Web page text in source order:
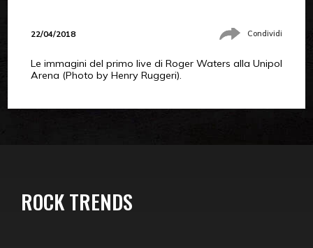
22/04/2018 Condividi
Le immagini del primo live di Roger Waters alla Unipol
Arena (Photo by Henry Ruggeri).
ROCK TRENDS